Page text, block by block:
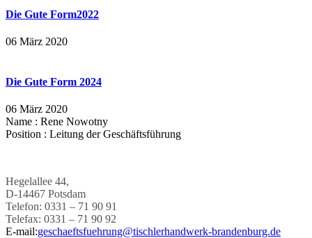
Die Gute Form2022
06 März 2020
Die Gute Form 2024
06 März 2020
Name : Rene Nowotny
Position : Leitung der Geschäftsführung
Hegelallee 44,
D-14467 Potsdam
Telefon: 0331 – 71 90 91
Telefax: 0331 – 71 90 92
E-mail:geschaeftsfuehrung@tischlerhandwerk-brandenburg.de